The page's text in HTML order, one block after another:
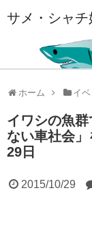
サメ・シャ
ホーム イ
イワシの魚
ない車社会
29日
2015/10/29